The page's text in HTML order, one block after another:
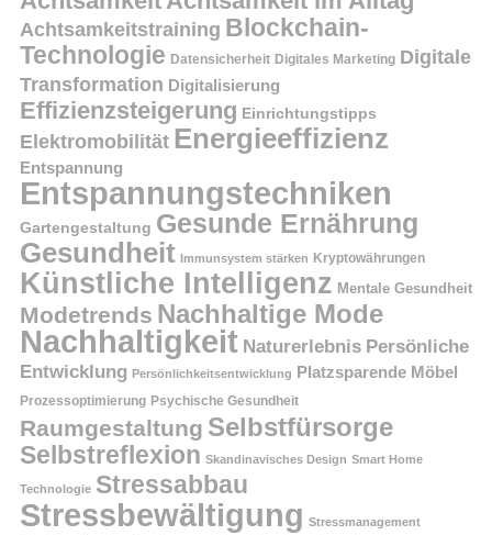
Achtsamkeitstraining Blockchain-
Technologie Datensicherheit Digitales Marketing Digitale
Transformation Digitalisierung
Effizienzsteigerung Einrichtungstipps
Elektromobilität Energieeffizienz
Entspannung
Entspannungstechniken
Gartengestaltung Gesunde Ernährung
Gesundheit Immunsystem stärken Kryptowährungen
Künstliche Intelligenz Mentale Gesundheit
Modetrends Nachhaltige Mode
Nachhaltigkeit Naturerlebnis Persönliche
Entwicklung Persönlichkeitsentwicklung Platzsparende Möbel
Prozessoptimierung Psychische Gesundheit
Raumgestaltung Selbstfürsorge
Selbstreflexion Skandinavisches Design Smart Home
Technologie Stressabbau
Stressbewältigung Stressmanagement